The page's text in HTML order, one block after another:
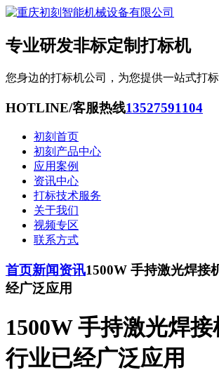
专业研发非标定制打标机
您身边的打标机公司，为您提供一站式打标
HOTLINE/客服热线13527591104
初刻首页
初刻产品中心
应用案例
资讯中心
打标技术服务
关于我们
视频专区
联系方式
首页新闻资讯1500W 手持激光焊接
经广泛应用
1500W 手持激光焊
行业已经广泛应用